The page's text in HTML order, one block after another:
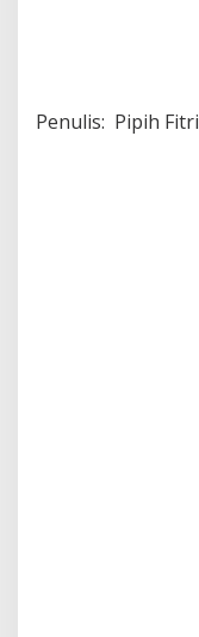
Penulis: Pipih